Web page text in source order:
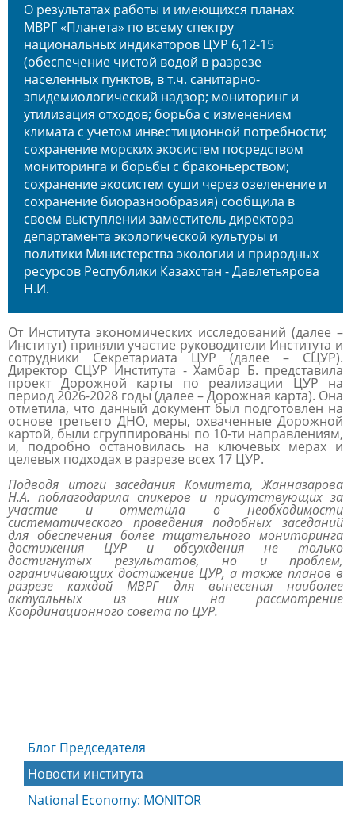
О результатах работы и имеющихся планах
МВРГ «Планета» по всему спектру
национальных индикаторов ЦУР 6,12-15
(обеспечение чистой водой в разрезе
населенных пунктов, в т.ч. санитарно-
эпидемиологический надзор; мониторинг и
утилизация отходов; борьба с изменением
климата с учетом инвестиционной потребности;
сохранение морских экосистем посредством
мониторинга и борьбы с браконьерством;
сохранение экосистем суши через озеленение и
сохранение биоразнообразия) сообщила в
своем выступлении заместитель директора
департамента экологической культуры и
политики Министерства экологии и природных
ресурсов Республики Казахстан - Давлетьярова
Н.И.
От Института экономических исследований (далее –
Институт) приняли участие руководители Института и
сотрудники Секретариата ЦУР (далее – СЦУР).
Директор СЦУР Института - Хамбар Б. представила
проект Дорожной карты по реализации ЦУР на
период 2026-2028 годы (далее – Дорожная карта). Она
отметила, что данный документ был подготовлен на
основе третьего ДНО, меры, охваченные Дорожной
картой, были сгруппированы по 10-ти направлениям,
и, подробно остановилась на ключевых мерах и
целевых подходах в разрезе всех 17 ЦУР.
Подводя итоги заседания Комитета, Жанназарова
Н.А. поблагодарила спикеров и присутствующих за
участие и отметила о необходимости
систематического проведения подобных заседаний
для обеспечения более тщательного мониторинга
достижения ЦУР и обсуждения не только
достигнутых результатов, но и проблем,
ограничивающих достижение ЦУР, а также планов в
разрезе каждой МВРГ для вынесения наиболее
актуальных из них на рассмотрение
Координационного совета по ЦУР.
Блог Председателя
Новости института
National Economy: MONITOR